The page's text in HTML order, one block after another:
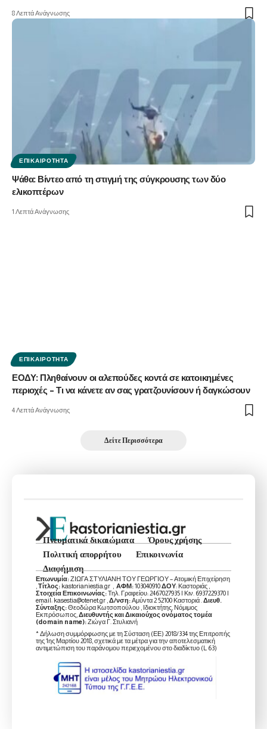
8 Λεπτά Ανάγνωσης
ΕΠΙΚΑΙΡΌΤΗΤΑ
Ψάθα: Βίντεο από τη στιγμή της σύγκρουσης των δύο
ελικοπτέρων
1 Λεπτά Ανάγνωσης
ΕΠΙΚΑΙΡΌΤΗΤΑ
ΕΟΔΥ: Πληθαίνουν οι αλεπούδες κοντά σε κατοικημένες
περιοχές – Τι να κάνετε αν σας γρατζουνίσουν ή δαγκώσουν
4 Λεπτά Ανάγνωσης
Δείτε Περισσότερα
Πνευματικά δικαιώματα
Όρους χρήσης
Πολιτική απορρήτου
Επικοινωνία
Διαφήμιση
Επωνυμία:ΖΙΩΓΑ ΣΤΥΛΙΑΝΗ ΤΟΥ ΓΕΩΡΓΙΟΥ – Ατομική Επιχείρηση
,Τίτλος: kastorianiestia.gr , ΑΦΜ:103040910ΔΟΥ: Καστοριάς ,
Στοιχεία Επικοινωνίας:Τηλ. Γραφείου: 2467027935 | Κιν. 6937229370 |
email: kasestia@otenet.gr ,Δ/νση:Αμύντα 2 52100 Καστοριά .Διευθ.
Σύνταξης:Θεοδώρα Κωτσοπούλου , Ιδιοκτήτης, Νόμιμος
Εκπρόσωπος,Διευθυντής και Δικαιούχος ονόματος τομέα
(domain name):Ζιώγα Γ. Στυλιανή
* Δήλωση συμμόρφωσης με τη Σύσταση (ΕΕ) 2018/334 της Επιτροπής
της 1ης Μαρτίου 2018, σχετικά με τα μέτρα για την αποτελεσματική
αντιμετώπιση του παράνομου περιεχομένου στο διαδίκτυο (L 63)